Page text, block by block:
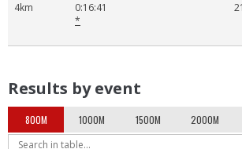
4km
0:16:41
*
Results by event
800M 1000M 1500M 2000M